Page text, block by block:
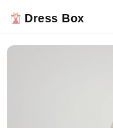
Dress Box